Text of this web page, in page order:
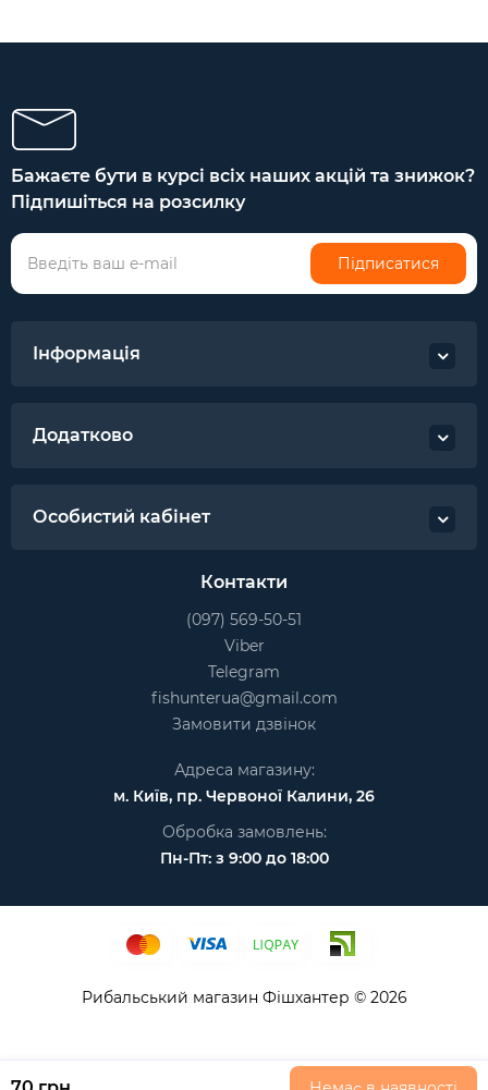
Бажаєте бути в курсі всіх наших акцій та знижок?
Підпишіться на розсилку
Підписатися
Інформація
Додатково
Особистий кабінет
Контакти
(097) 569-50-51
Viber
Telegram
fishunterua@gmail.com
Замовити дзвінок
Адреса магазину:
м. Київ, пр. Червоної Калини, 26
Обробка замовлень:
Пн-Пт: з 9:00 до 18:00
Рибальський магазин Фішхантер © 2026